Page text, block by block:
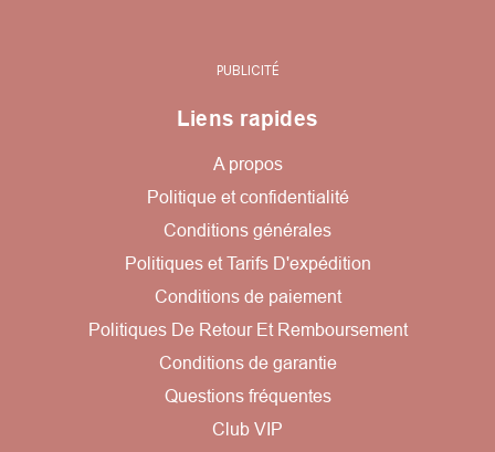
PUBLICITÉ
Liens rapides
A propos
Politique et confidentialité
Conditions générales
Politiques et Tarifs D'expédition
Conditions de paiement
Politiques De Retour Et Remboursement
Conditions de garantie
Questions fréquentes
Club VIP